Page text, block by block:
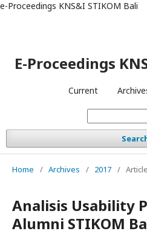
e-Proceedings KNS&I STIKOM Bali
E-Proceedings
Current
Home / Archives / 2017 /
Analisis Usability
Alumni STIKOM